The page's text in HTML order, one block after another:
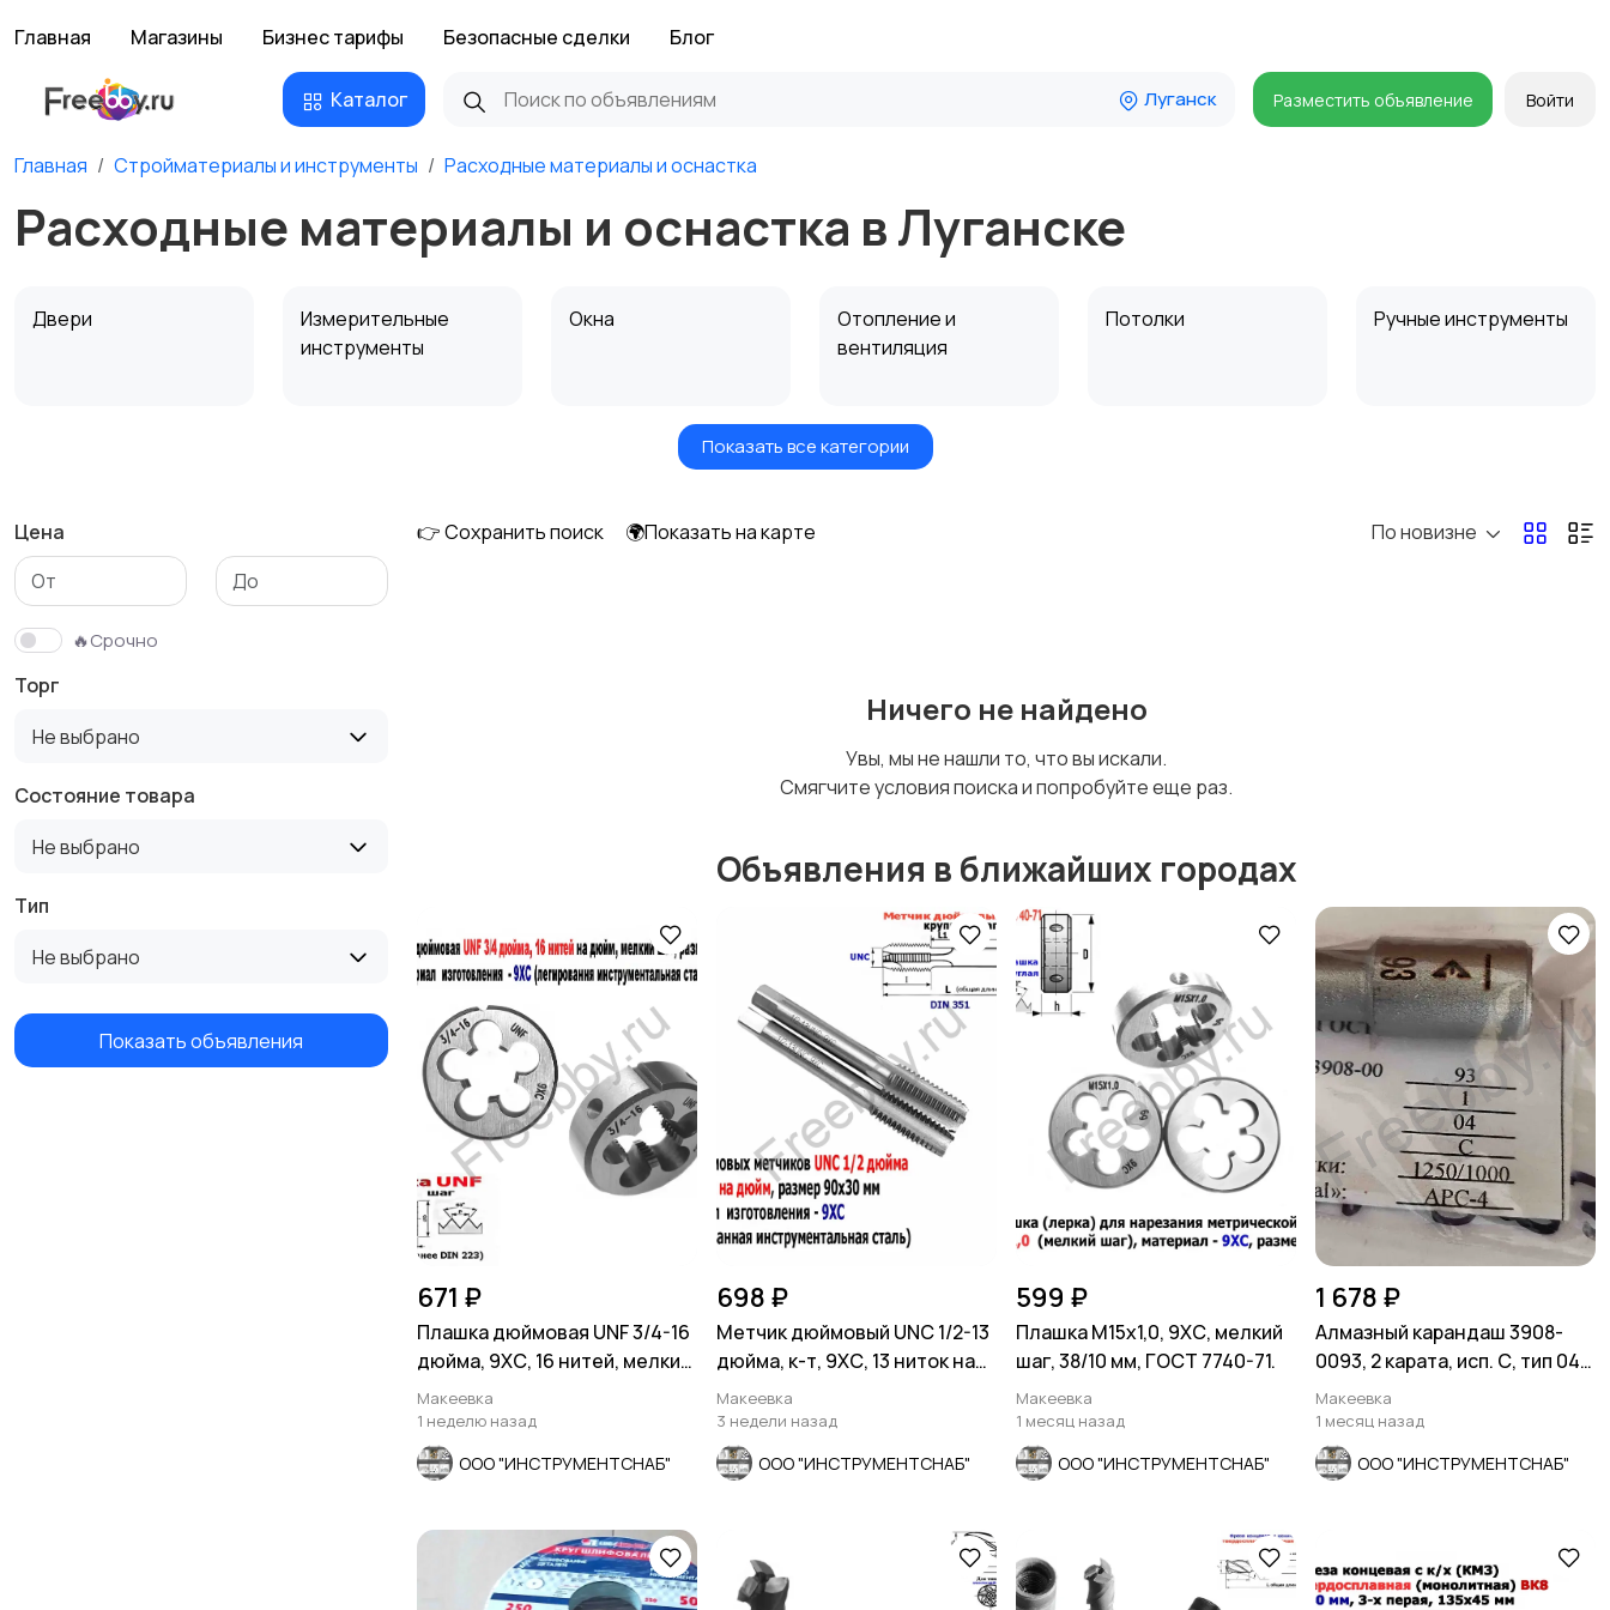
Главная Магазины Бизнес тарифы Безопасные сделки Блог
Каталог Луганск Разместить объявление Войти
Главная Стройматериалы и инструменты Расходные материалы и оснастка
Расходные материалы и оснастка в Луганске
Двери
Измерительные
инструменты
Окна
Отопление и
вентиляция
Потолки Ручные инструменты
Электроинструмент
Показать все категории
Цена
🔥Срочно
Торг
Не выбрано
Состояние товара
Не выбрано
Тип
Не выбрано
Показать объявления
👉 Сохранить поиск 🌍Показать на карте По новизне
Ничего не найдено
Увы, мы не нашли то, что вы искали.
Смягчите условия поиска и попробуйте еще раз.
Объявления в ближайших городах
671 ₽
Плашка дюймовая UNF 3/4-16
дюйма, 9ХС, 16 нитей, мелкий
шаг, 45/14 мм
Макеевка
1 неделю назад
ООО "ИНСТРУМЕНТСНАБ"
698 ₽
Метчик дюймовый UNC 1/2-13
дюйма, к-т, 9ХС, 13 ниток на
дюйм, 90/30
Макеевка
3 недели назад
ООО "ИНСТРУМЕНТСНАБ"
599 ₽
Плашка М15х1,0, 9ХС, мелкий
шаг, 38/10 мм, ГОСТ 7740-71.
Макеевка
1 месяц назад
ООО "ИНСТРУМЕНТСНАБ"
1 678 ₽
Алмазный карандаш 3908-
0093, 2 карата, исп. С, тип 04,
зерн 1250/1000.
Макеевка
1 месяц назад
ООО "ИНСТРУМЕНТСНАБ"